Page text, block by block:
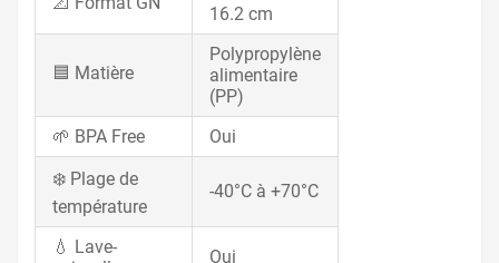
16.2 cm
🟦 Matière
Polypropylène
alimentaire
(PP)
🌱 BPA Free
Oui
❄️ Plage de
température
-40°C à +70°C
💧 Lave-
Oui